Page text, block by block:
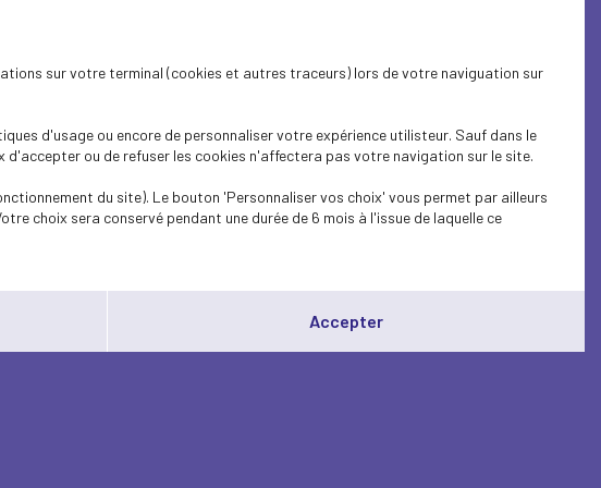
sur votre terminal (cookies et autres traceurs) lors de votre naviguation sur
d'usage ou encore de personnaliser votre expérience utilisteur. Sauf dans le
ou de refuser les cookies n'affectera pas votre navigation sur le site.
du site). Le bouton 'Personnaliser vos choix' vous permet par ailleurs
choix sera conservé pendant une durée de 6 mois à l'issue de laquelle ce
Accepter